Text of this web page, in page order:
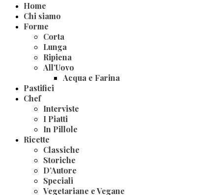
Home
Chi siamo
Forme
Corta
Lunga
Ripiena
All’Uovo
Acqua e Farina
Pastifici
Chef
Interviste
I Piatti
In Pillole
Ricette
Classiche
Storiche
D’Autore
Speciali
Vegetariane e Vegane